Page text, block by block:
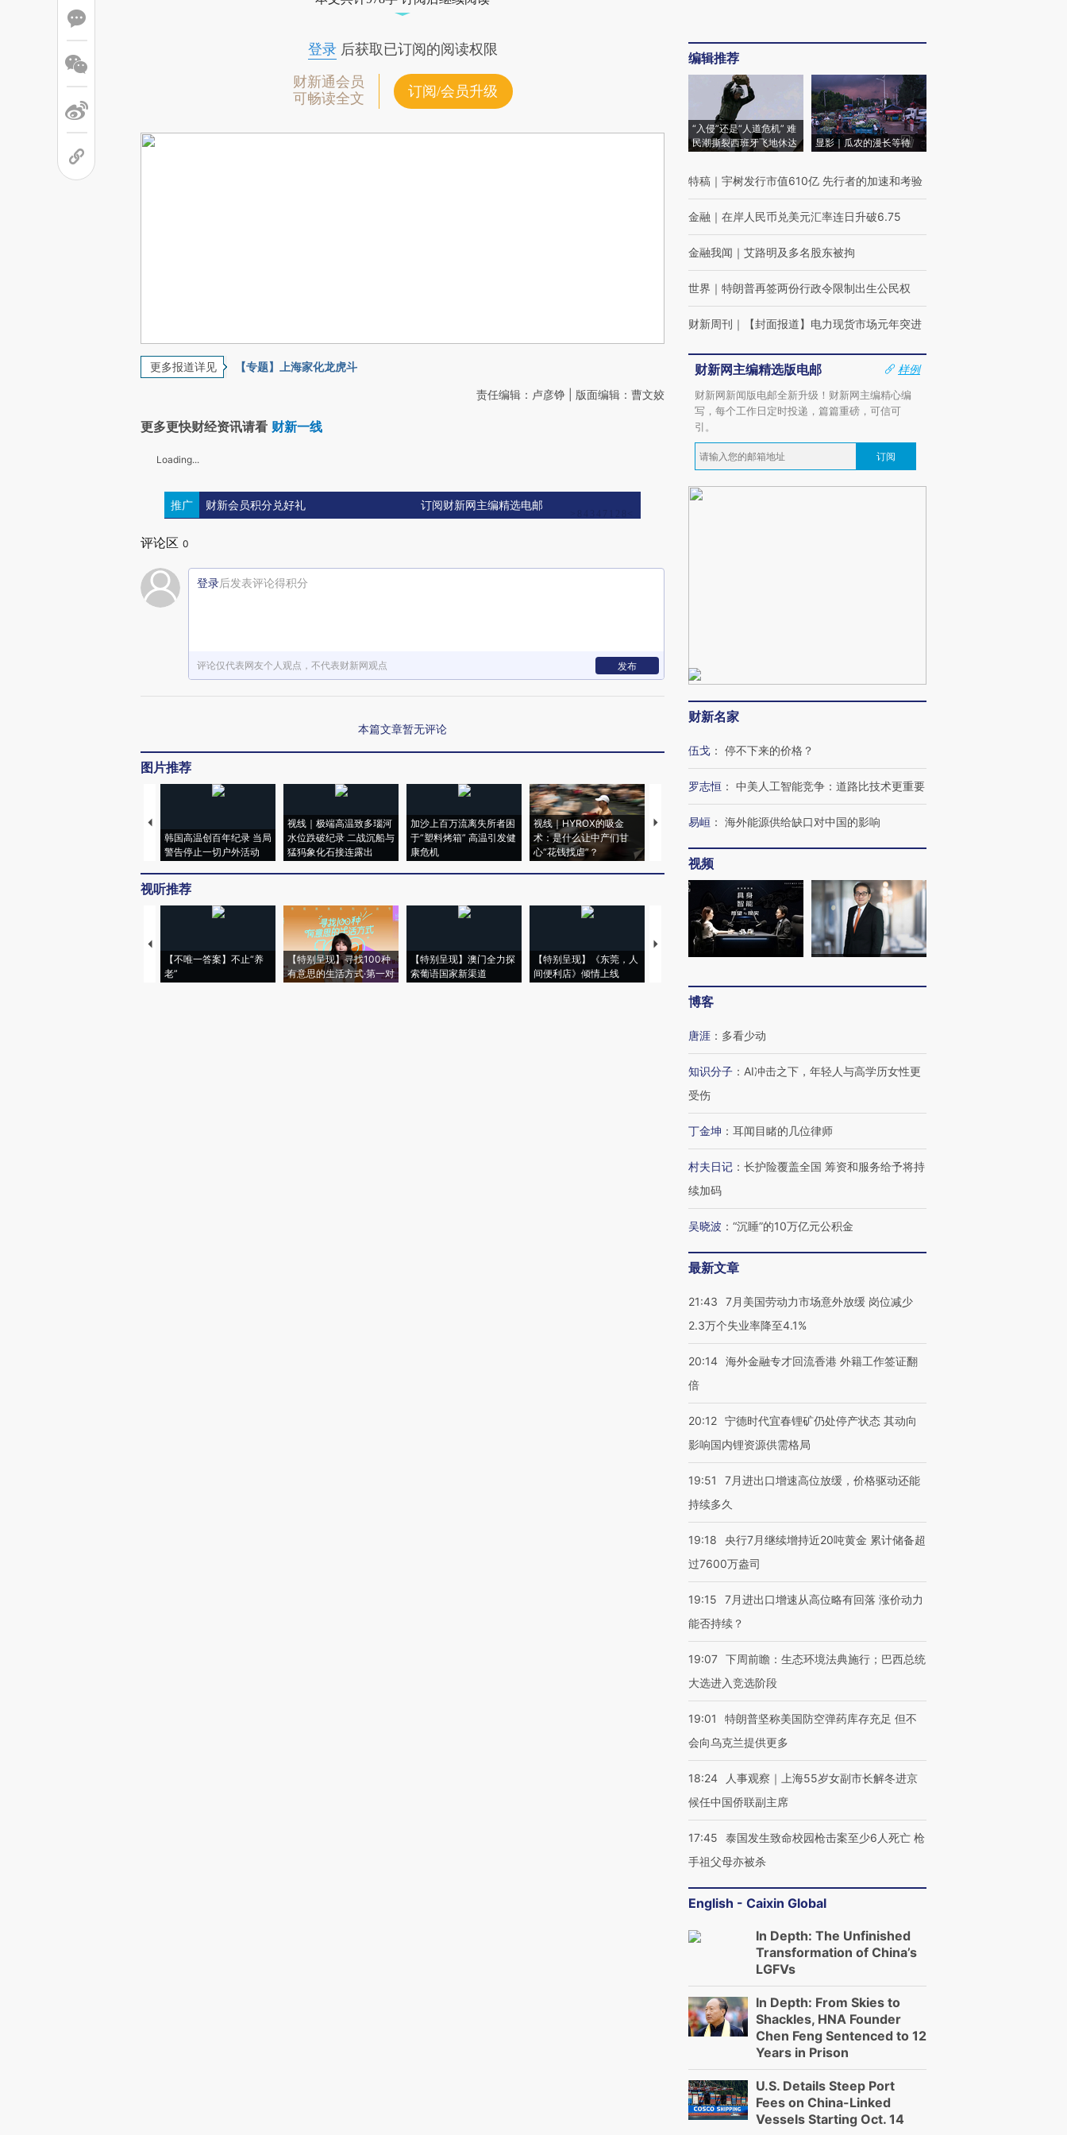
登录后获取已订阅的阅读权限
财新通会员
可畅读全文
订阅/会员升级
更多报道详见 【专题】上海家化龙虎斗
责任编辑：卢彦铮 | 版面编辑：曹文姣
更多更快财经资讯请看 财新一线
Loading...
推广 财新会员积分兑好礼 订阅财新网主编精选电邮
评论区 0
登录后发表评论得积分
评论仅代表网友个人观点，不代表财新网观点 发布
本篇文章暂无评论
图片推荐
韩国高温创百年纪录 当局
警告停止一切户外活动
视线｜极端高温致多瑙河
水位跌破纪录 二战沉船与
猛犸象化石接连露出
加沙上百万流离失所者困
于“塑料烤箱” 高温引发健
康危机
视线｜HYROX的吸金
术：是什么让中产们甘
心“花钱找虐”？
马航飞行员跨国走私7万
视线｜被称为“蟑螂”的印
育部长拱下台
飞地休达
视听推荐
【不唯一答案】不止“养
老”
【特别呈现】寻找100种
有意思的生活方式·第一对
【特别呈现】澳门全力探
索葡语国家新渠道
【特别呈现】《东莞，人
间便利店》倾情上线
【推广】走进第四届链博
会，让数智科技“链”接产
【特别呈现】寻找100种
【商旅对话】华住集团
CFO：不靠规模取胜，华
编辑推荐
“入侵”还是“人道危机” 难
民潮撕裂西班牙飞地休达
显影｜瓜农的漫长等待
特稿 ｜ 宇树发行市值610亿 先行者的加速和考验
金融 ｜ 在岸人民币兑美元汇率连日升破6.75
金融我闻 ｜ 艾路明及多名股东被拘
世界 ｜ 特朗普再签两份行政令限制出生公民权
财新周刊 ｜ 【封面报道】电力现货市场元年突进
财新网主编精选版电邮
样例
财新网新闻版电邮全新升级！财新网主编精心编
写，每个工作日定时投递，篇篇重磅，可信可
引。
订阅
财新名家
伍戈 ： 停不下来的价格？
罗志恒 ： 中美人工智能竞争：道路比技术更重要
易峘 ： 海外能源供给缺口对中国的影响
视频
博客
唐涯 ： 多看少动
知识分子 ： AI冲击之下，年轻人与高学历女性更
受伤
丁金坤 ： 耳闻目睹的几位律师
村夫日记 ： 长护险覆盖全国 筹资和服务给予将持
续加码
吴晓波 ： “沉睡”的10万亿元公积金
最新文章
21:43
7月美国劳动力市场意外放缓 岗位减少
2.3万个失业率降至4.1%
20:14 海外金融专才回流香港 外籍工作签证翻
倍
20:12 宁德时代宜春锂矿仍处停产状态 其动向
影响国内锂资源供需格局
19:51
7月进出口增速高位放缓，价格驱动还能
持续多久
19:18
央行7月继续增持近20吨黄金 累计储备超
过7600万盎司
19:15
7月进出口增速从高位略有回落 涨价动力
能否持续？
19:07 下周前瞻：生态环境法典施行；巴西总统
大选进入竞选阶段
19:01
特朗普坚称美国防空弹药库存充足 但不
会向乌克兰提供更多
18:24
人事观察｜上海55岁女副市长解冬进京
候任中国侨联副主席
17:45
泰国发生致命校园枪击案至少6人死亡 枪
手祖父母亦被杀
English - Caixin Global
In Depth: The Unfinished
Transformation of China’s
LGFVs
In Depth: From Skies to
Shackles, HNA Founder
Chen Feng Sentenced to 12
Years in Prison
U.S. Details Steep Port
Fees on China-Linked
Vessels Starting Oct. 14